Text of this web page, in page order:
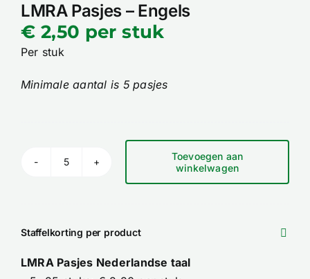
Winkelwagen
LMRA Pasjes – Engels
€ 2,50 per stuk
Per stuk
Minimale aantal is 5 pasjes
LMRA
Engels
Toevoegen aan
winkelwagen
Staffelkorting per product
LMRA Pasjes Nederlandse taal